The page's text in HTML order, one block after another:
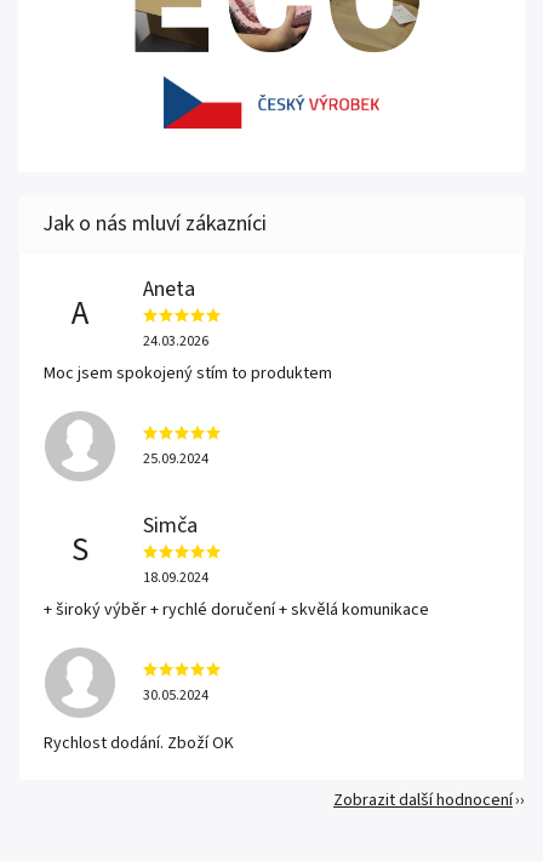
A
Aneta
24.03.2026
Moc jsem spokojený stím to produktem
25.09.2024
S
Simča
18.09.2024
+ široký výběr + rychlé doručení + skvělá komunikace
30.05.2024
Rychlost dodání. Zboží OK
Zobrazit další hodnocení